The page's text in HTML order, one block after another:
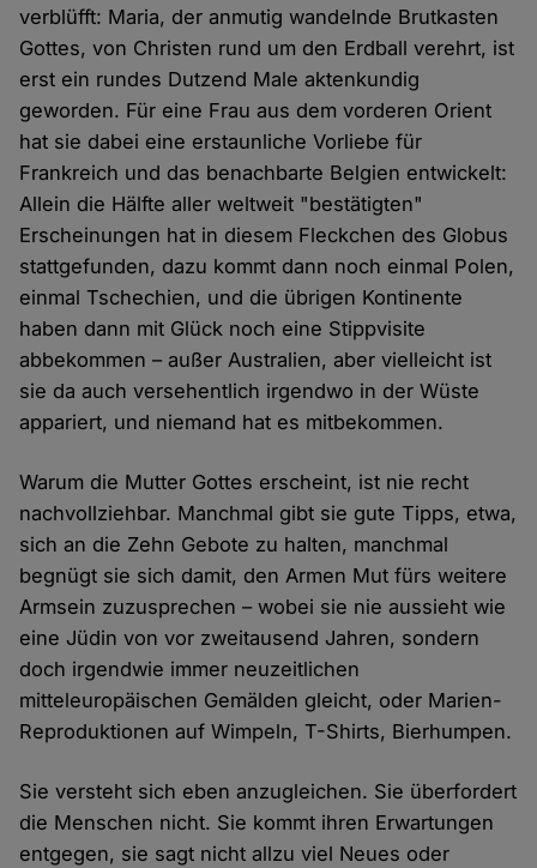
verblüfft: Maria, der anmutig wandelnde Brutkasten
Gottes, von Christen rund um den Erdball verehrt, ist
erst ein rundes Dutzend Male aktenkundig
geworden. Für eine Frau aus dem vorderen Orient
hat sie dabei eine erstaunliche Vorliebe für
Frankreich und das benachbarte Belgien entwickelt:
Allein die Hälfte aller weltweit "bestätigten"
Erscheinungen hat in diesem Fleckchen des Globus
stattgefunden, dazu kommt dann noch einmal Polen,
einmal Tschechien, und die übrigen Kontinente
haben dann mit Glück noch eine Stippvisite
abbekommen – außer Australien, aber vielleicht ist
sie da auch versehentlich irgendwo in der Wüste
appariert, und niemand hat es mitbekommen.
Warum die Mutter Gottes erscheint, ist nie recht
nachvollziehbar. Manchmal gibt sie gute Tipps, etwa,
sich an die Zehn Gebote zu halten, manchmal
begnügt sie sich damit, den Armen Mut fürs weitere
Armsein zuzusprechen – wobei sie nie aussieht wie
eine Jüdin von vor zweitausend Jahren, sondern
doch irgendwie immer neuzeitlichen
mitteleuropäischen Gemälden gleicht, oder Marien-
Reproduktionen auf Wimpeln, T-Shirts, Bierhumpen.
Sie versteht sich eben anzugleichen. Sie überfordert
die Menschen nicht. Sie kommt ihren Erwartungen
entgegen, sie sagt nicht allzu viel Neues oder